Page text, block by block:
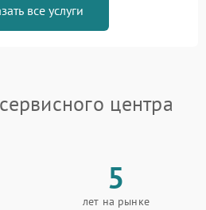
все услуги
центра
5
лет на рынке